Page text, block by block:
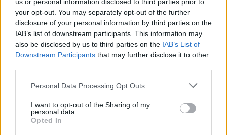
your opt-out. You may separately opt-out of the further
disclosure of your personal information by third parties on the
IAB’s list of downstream participants. This information may
also be disclosed by us to third parties on the IAB’s List of
Downstream Participants that may further disclose it to other
Personal Data Processing Opt Outs
I want to opt-out of the Sharing of my
personal data.
Opted In
16:30
Στεγαστικό επίδομα από το υπουργείο Παιδείας, σε 1.120
φοιτητές σε Βόλο, Λάρισα, Τρίκαλα, Καρδίτσα και Λαμία
περισσότεροι ασφαλισμένοι βγαίνουν νωρίτερα
Η Έμπαρος τίμησε τους νεκρούς της Κατοχής - 82 χρόνια